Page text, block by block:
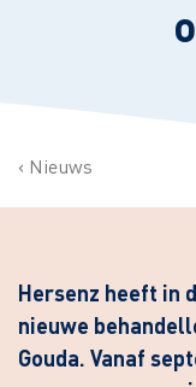
Nieuws
Hersenz heeft in
nieuwe
Gouda. Vanaf